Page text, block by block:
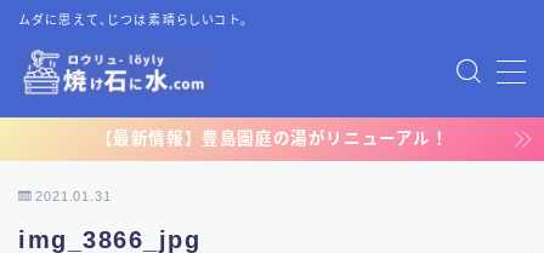
ムダに思えて、じつは素晴らしいコト。
MENU
TOP
プライバシーポリシー
【最新情報】豊島園庭の湯がリニューアル！
2021.01.31
img_3866_jpg